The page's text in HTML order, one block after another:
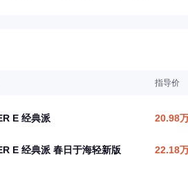
指导价
E 经典派 20.98
E 经典派 春日于海轻新版 22.18